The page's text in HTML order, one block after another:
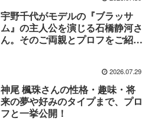
宇野千代がモデルの『ブラッサ
ム』の主人公を演じる石橋静河さ
ん。そのご両親とプロフをご紹
2026.07.29
神尾 楓珠さんの性格・趣味・将
来の夢や好みのタイプまで、プロ
フと一挙公開！